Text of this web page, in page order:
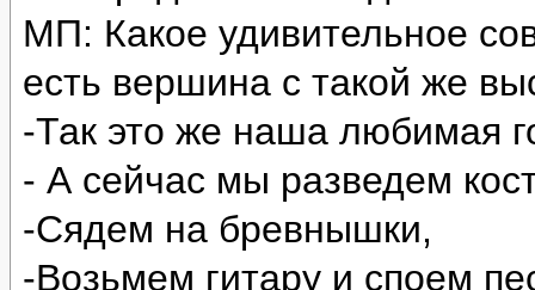
МП: Какое удивительное
есть вершина с такой же
-Так это же наша любимая
- А сейчас мы разведем
-Сядем на бревнышки,
-Возьмем гитару и споем